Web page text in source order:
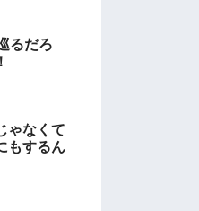
るだろ
ゃなくて
もするん